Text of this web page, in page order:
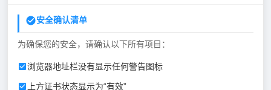
安全确认清单
为确保您的安全，请确认以下所有项目：
浏览器地址栏没有显示任何警告图标
上方证书状态显示为“有效”